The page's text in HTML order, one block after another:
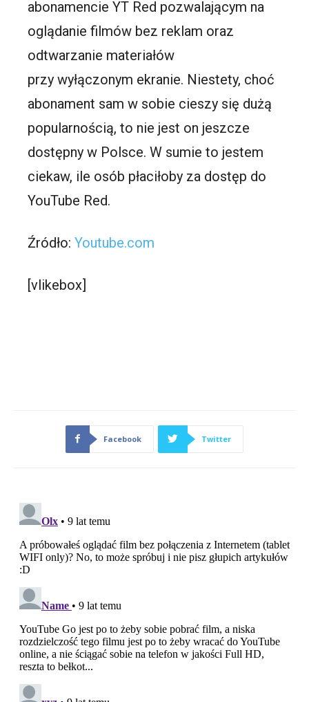
abonamencie YT Red pozwalającym na
oglądanie filmów bez reklam oraz
odtwarzanie materiałów
przy wyłączonym ekranie. Niestety, choć
abonament sam w sobie cieszy się dużą
popularnością, to nie jest on jeszcze
dostępny w Polsce. W sumie to jestem
ciekaw, ile osób płaciłoby za dostęp do
YouTube Red.
Źródło:Youtube.com
[vlikebox]
Facebook Twitter